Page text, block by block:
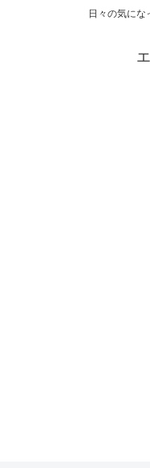
日々の気にな